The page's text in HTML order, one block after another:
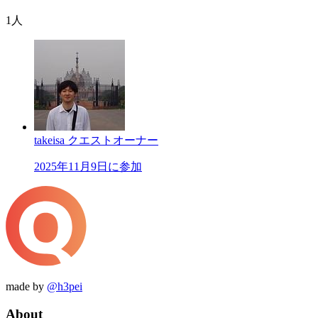
1人
takeisa クエストオーナー
2025年11月9日に参加
made by @h3pei
About